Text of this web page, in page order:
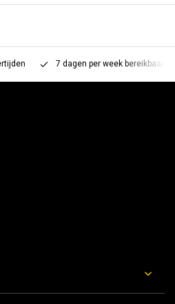
7 dagen per week bereikbaar